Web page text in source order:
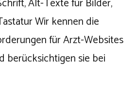
Alt-Texte für Bilder,
Wir kennen die
für Arzt-Websites
berücksichtigen sie bei